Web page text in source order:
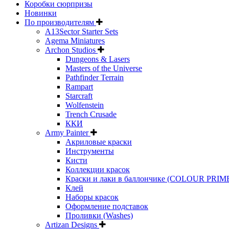
Коробки сюрпризы
Новинки
По производителям
A13Sector Starter Sets
Agema Miniatures
Archon Studios
Dungeons & Lasers
Masters of the Universe
Pathfinder Terrain
Rampart
Starcraft
Wolfenstein
Trench Crusade
ККИ
Army Painter
Акриловые краски
Инструменты
Кисти
Коллекции красок
Краски и лаки в баллончике (COLOUR
Клей
Наборы красок
Оформление подставок
Проливки (Washes)
Artizan Designs